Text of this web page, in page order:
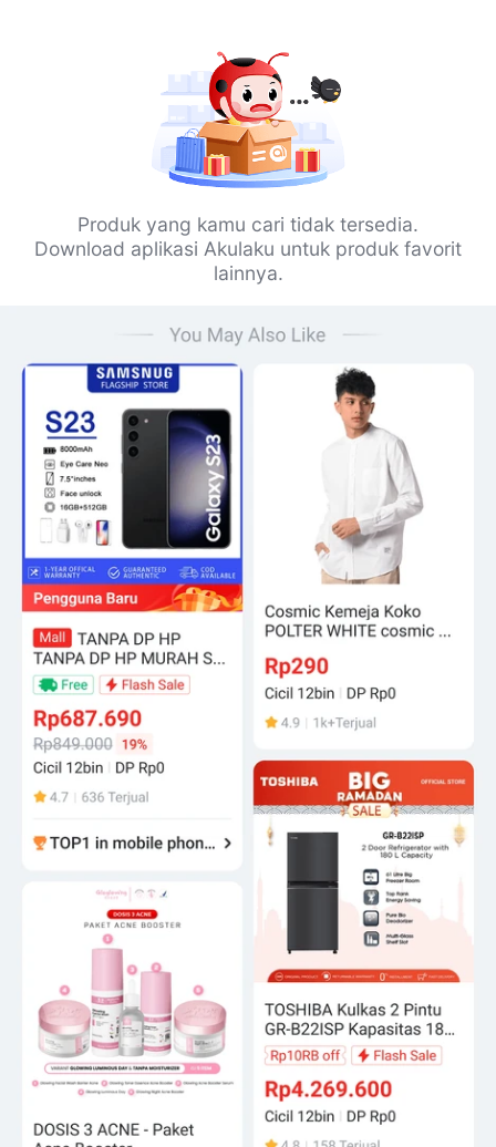
Produk yang kamu cari tidak tersedia.
Download aplikasi Akulaku untuk produk favorit
lainnya.